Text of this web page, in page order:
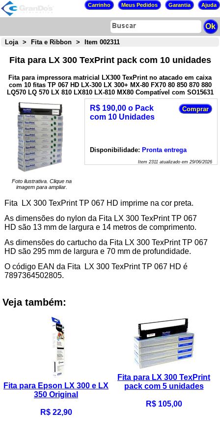
Loja > Fita e Ribbon > Item 002311
Fita para LX 300 TexPrint pack com 10 unidades
Fita para impressora matricial LX300 TexPrint no atacado em caixa
com 10 fitas TP 067 HD LX-300 LX 300+ MX-80 FX70 80 850 870 880
LQ570 LQ 570 LX 810 LX810 LX-810 MX80 Compatível com SO15631
Foto ilustrativa. Clique na
imagem para ampliar.
R$ 190,00 o Pack
com 10 Unidades
Disponibilidade: Pronta entrega
Item 2311atualizado em 29/06/2026
Fita LX 300 TexPrint TP 067 HD imprime na cor preta.
As dimensões do nylon da Fita LX 300 TexPrint TP 067
HD são 13 mm de largura e 14 metros de comprimento.
As dimensões do cartucho da Fita LX 300 TexPrint TP 067
HD são 295 mm de largura e 70 mm de profundidade.
O código EAN da Fita LX 300 TexPrint TP 067 HD é
7897364502805.
Veja também:
Fita para Epson LX 300 e LX
350 Original
R$ 22,90
Fita para LX 300 TexPrint
pack com 5 unidades
R$ 105,00